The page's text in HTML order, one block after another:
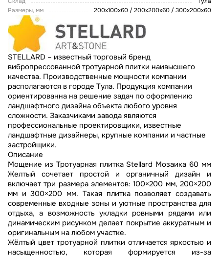
Размеры, мм
200х100х60 / 200х200х60 / 300х200х60
STELLARD – известный торговый бренд
вибропрессованной тротуарной плитки наивысшего
качества. Производственные мощности компании
располагаются в городе Тула. Продукция компании
ориентированна на решение задач по оформлению
ландшафтного дизайна объекта любого уровня
сложности. Заказчиками завода являются
профессиональные проектировщики, известные
ландшафтные дизайнеры, крупные компании и частные
застройщики.
Описание
Мощение из Тротуарная плитка Stellard Мозаика 60 мм
Желтый сочетает простой и органичный дизайн и
включает три размера элементов: 100×200 мм, 200×200
мм и 300×200 мм. Такая плитка позволяет создавать
современные входные зоны и уютные пространства для
отдыха, а возможность укладки ровными рядами или
динамическим рисунком делает покрытие аккуратным и
оригинальным на любом участке.
Жёлтый цвет тротуарной плитки отличается яркостью и
насыщенностью, которая формируется из-за